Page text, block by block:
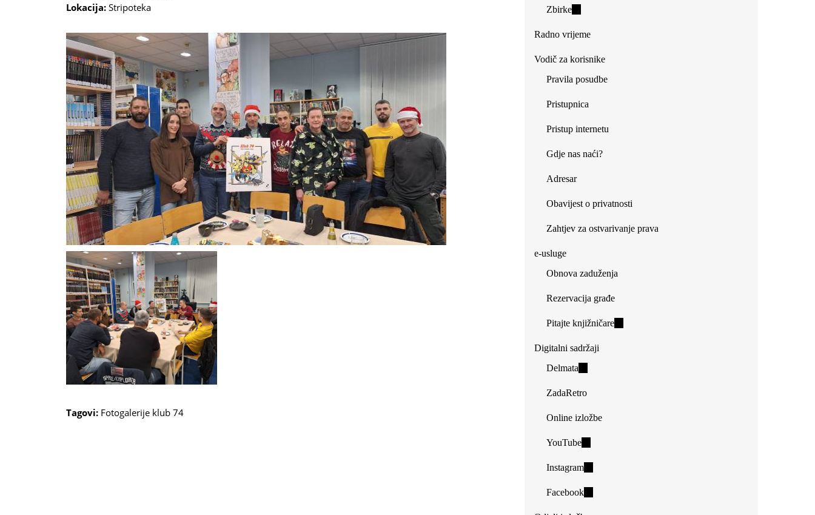
Lokacija: Stripoteka
Tagovi: Fotogalerije klub 74
Zbirke(link
external)
Radno vrijeme
Vodič za korisnike
Pravila posudbe
Pristupnica
Pristup internetu
Gdje nas naći?
Adresar
Obavijest o privatnosti
Zahtjev za ostvarivanje prava
e-usluge
Obnova zaduženja
Rezervacija građe
Pitajte knjižničare(link
Digitalni sadržaji
Delmata
external)
ZadaRetro
Online izložbe
YouTube(link
external)
Instagram(link
external)
Facebook(link